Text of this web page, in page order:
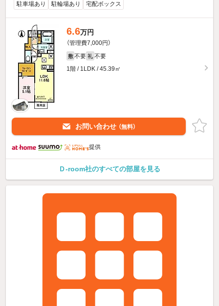
駐車場あり
駐輪場あり 宅配ボックス
6.6万円
（管理費7,000円）
敷 不要 礼 不要
1階 / 1LDK / 45.39㎡
お問い合わせ （無料）
提供
Ｄ-room社のすべての部屋を見る